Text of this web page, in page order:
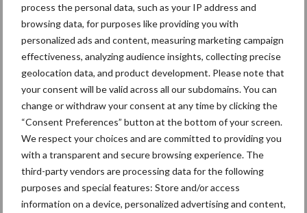
process the personal data, such as your IP address and
browsing data, for purposes like providing you with
personalized ads and content, measuring marketing campaign
effectiveness, analyzing audience insights, collecting precise
geolocation data, and product development. Please note that
your consent will be valid across all our subdomains. You can
change or withdraw your consent at any time by clicking the
“Consent Preferences” button at the bottom of your screen.
We respect your choices and are committed to providing you
with a transparent and secure browsing experience. The
third-party vendors are processing data for the following
purposes and special features: Store and/or access
information on a device, personalized advertising and content,
Themapagina's
Machines Duurzaamheid
Aardappelrassen Aardappelprijs